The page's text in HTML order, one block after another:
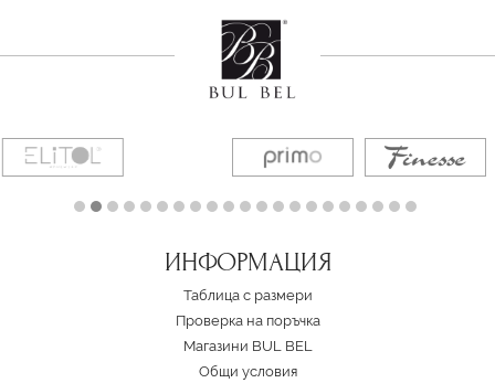
ИНФОРМАЦИЯ
Таблица с размери
Проверка на поръчка
Магазини BUL BEL
Oбщи условия